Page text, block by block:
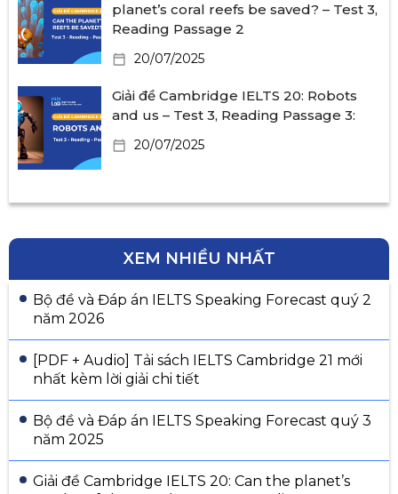
planet’s coral reefs be saved? – Test 3,
Reading Passage 2
20/07/2025
Giải đề Cambridge IELTS 20: Robots
and us – Test 3, Reading Passage 3:
20/07/2025
XEM NHIỀU NHẤT
Bộ đề và Đáp án IELTS Speaking Forecast quý 2
năm 2026
[PDF + Audio] Tải sách IELTS Cambridge 21 mới
nhất kèm lời giải chi tiết
Bộ đề và Đáp án IELTS Speaking Forecast quý 3
năm 2025
Giải đề Cambridge IELTS 20: Can the planet’s